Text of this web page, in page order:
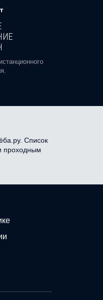
Список
проходным